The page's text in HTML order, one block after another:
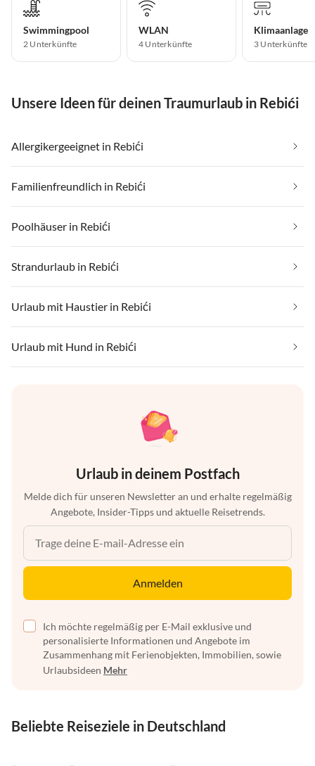
Swimmingpool
2 Unterkünfte
WLAN
4 Unterkünfte
Klimaanlage
3 Unterkünfte
Unsere Ideen für deinen Traumurlaub in Rebići
Allergikergeeignet in Rebići
Familienfreundlich in Rebići
Poolhäuser in Rebići
Strandurlaub in Rebići
Urlaub mit Haustier in Rebići
Urlaub mit Hund in Rebići
Urlaub in deinem Postfach
Melde dich für unseren Newsletter an und erhalte regelmäßig
Angebote, Insider-Tipps und aktuelle Reisetrends.
Anmelden
Ich möchte regelmäßig per E-Mail exklusive und
personalisierte Informationen und Angebote im
Zusammenhang mit Ferienobjekten, Immobilien, sowie
Urlaubsideen Mehr
Beliebte Reiseziele in Deutschland